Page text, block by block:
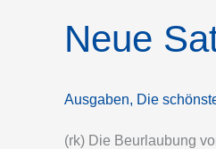
Neue
Ausgaben, Die
(rk) Die Beurlaubung